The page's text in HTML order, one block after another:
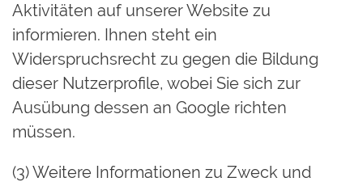
Aktivitäten auf unserer Website zu
informieren. Ihnen steht ein
Widerspruchsrecht zu gegen die Bildung
dieser Nutzerprofile, wobei Sie sich zur
Ausübung dessen an Google richten
müssen.
(3) Weitere Informationen zu Zweck und